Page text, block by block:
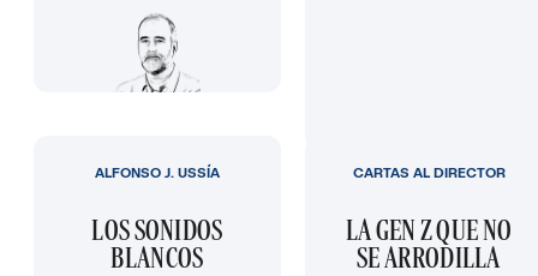
LOS SONIDOS
BLANCOS
ALFONSO J. USSÍA
LA GEN Z QUE NO
SE ARRODILLA
CARTAS AL DIRECTOR